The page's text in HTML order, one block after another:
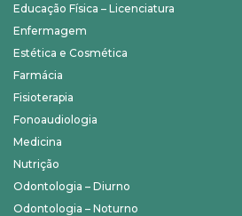
Educação Física – Licenciatura
Enfermagem
Estética e Cosmética
Farmácia
Fisioterapia
Fonoaudiologia
Medicina
Nutrição
Odontologia – Diurno
Odontologia – Noturno